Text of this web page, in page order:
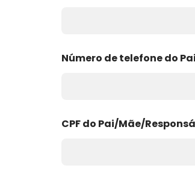
Número de telefone do
CPF do Pai/Mãe/